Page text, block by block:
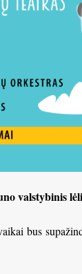
valstybinis
bus